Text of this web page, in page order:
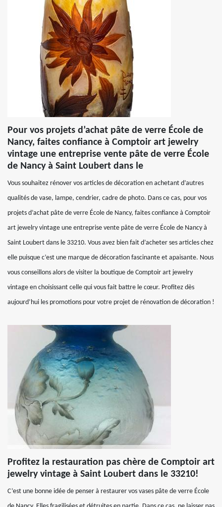
Pour vos projets d’achat pâte de verre École de
Nancy, faites confiance à Comptoir art jewelry
vintage une entreprise vente pâte de verre École
de Nancy à Saint Loubert dans le
Vous souhaitez rénover vos articles de décoration en achetant d’autres
qualités de vase, lampe, cendrier, cadre de photo. Dans ce cas, pour vos
projets d’achat pâte de verre École de Nancy, faites confiance à Comptoir
art jewelry vintage une entreprise vente pâte de verre École de Nancy à
Saint Loubert dans le 33210. Vous avez bien fait d’acheter ses articles chez
elle puisque c’est une marque de décoration fascinante et apaisante. Nous
vous conseillons alors de visiter la boutique de Comptoir art jewelry
vintage en choisissant celle qui vous fait battre le cœur. Profitez dès
aujourd’hui les promotions pour votre projet de rénovation de décoration !
Profitez la restauration pas chère de Comptoir art
jewelry vintage à Saint Loubert dans le 33210!
C’est une bonne idée de penser à restaurer vos vases pâte de verre École